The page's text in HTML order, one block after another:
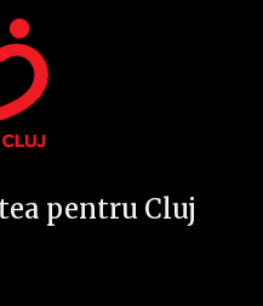
pentru Cluj